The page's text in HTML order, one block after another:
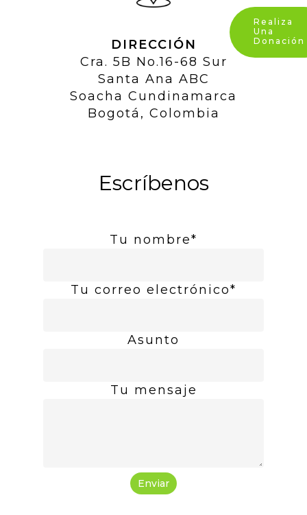
DIRECCIÓN
Cra. 5B No.16-68 Sur
Santa Ana ABC
Soacha Cundinamarca
Bogotá, Colombia
Escríbenos
Tu nombre*
Tu correo electrónico*
Asunto
Tu mensaje
Realiza
Una
Donación